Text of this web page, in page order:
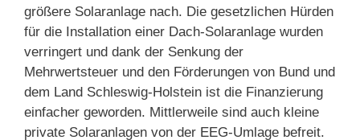
größere Solaranlage nach. Die gesetzlichen Hürden
für die Installation einer Dach-Solaranlage wurden
verringert und dank der Senkung der
Mehrwertsteuer und den Förderungen von Bund und
dem Land Schleswig-Holstein ist die Finanzierung
einfacher geworden. Mittlerweile sind auch kleine
private Solaranlagen von der EEG-Umlage befreit.